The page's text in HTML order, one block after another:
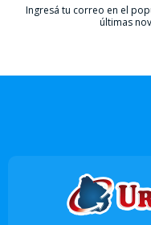
Ingresá tu correo en el
últimas